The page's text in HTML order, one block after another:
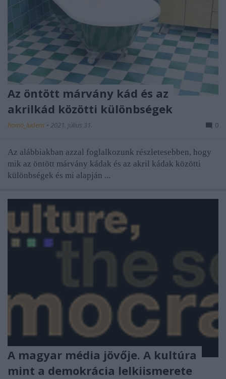
Az öntött márvány kád és az
akrilkád közötti különbségek
homo_ludens • 2021. július 31. 0
Az alábbiakban azzal foglalkozunk részletesebben, hogy
mik az öntött márvány kádak és az akril kádak közötti
különbségek és mi alapján ...
A magyar média jövője. A kultúra
mint a demokrácia lelkiismerete